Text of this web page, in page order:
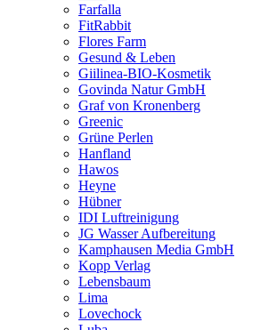
Farfalla
FitRabbit
Flores Farm
Gesund & Leben
Giilinea-BIO-Kosmetik
Govinda Natur GmbH
Graf von Kronenberg
Greenic
Grüne Perlen
Hanfland
Hawos
Heyne
Hübner
IDI Luftreinigung
JG Wasser Aufbereitung
Kamphausen Media GmbH
Kopp Verlag
Lebensbaum
Lima
Lovechock